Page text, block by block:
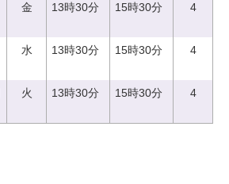
金 13時30分 15時30分 4
水 13時30分 15時30分 4
火 13時30分 15時30分 4